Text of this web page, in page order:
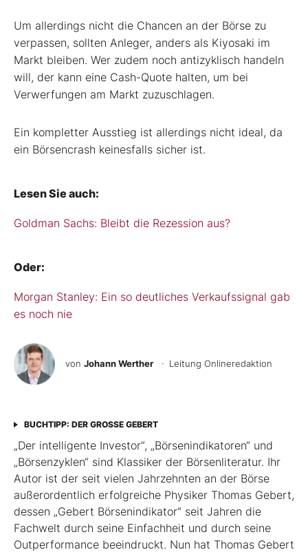
Um allerdings nicht die Chancen an der Börse zu
verpassen, sollten Anleger, anders als Kiyosaki im
Markt bleiben. Wer zudem noch antizyklisch handeln
will, der kann eine Cash-Quote halten, um bei
Verwerfungen am Markt zuzuschlagen.
Ein kompletter Ausstieg ist allerdings nicht ideal, da
ein Börsencrash keinesfalls sicher ist.
Lesen Sie auch:
Goldman Sachs: Bleibt die Rezession aus?
Oder:
Morgan Stanley: Ein so deutliches Verkaufssignal gab
es noch nie
von Johann Werther · Leitung Onlineredaktion
BUCHTIPP: DER GROSSE GEBERT
„Der intelligente Investor“, „Börsenindikatoren“ und
„Börsenzyklen“ sind Klassiker der Börsen­literatur. Ihr
Autor ist der seit vielen Jahrzehnten an der Börse
außerordentlich erfolgreiche Physiker Thomas Gebert,
dessen „Gebert Börsenindikator“ seit Jahren die
Fachwelt durch seine Einfachheit und durch seine
Outperformance beeindruckt. Nun hat Thomas Gebert